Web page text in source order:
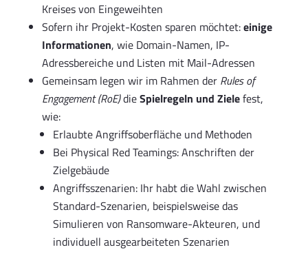
Kreises von Eingeweihten
Sofern ihr Projekt-Kosten sparen möchtet:einige
Informationen, wie Domain-Namen, IP-
Adressbereiche und Listen mit Mail-Adressen
Gemeinsam legen wir im Rahmen der Rules of
Engagement (RoE)dieSpielregeln und Zielefest,
wie:
Erlaubte Angriffsoberfläche und Methoden
Bei Physical Red Teamings: Anschriften der
Zielgebäude
Angriffsszenarien: Ihr habt die Wahl zwischen
Standard-Szenarien, beispielsweise das
Simulieren von Ransomware-Akteuren, und
individuell ausgearbeiteten Szenarien